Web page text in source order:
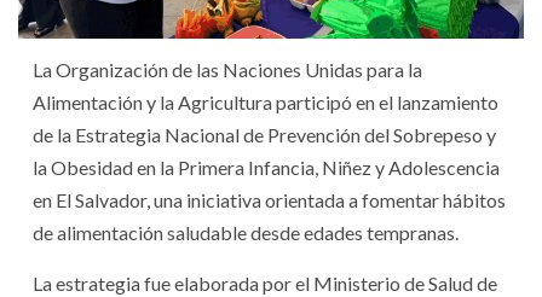
La Organización de las Naciones Unidas para la
Alimentación y la Agricultura participó en el lanzamiento
de la Estrategia Nacional de Prevención del Sobrepeso y
la Obesidad en la Primera Infancia, Niñez y Adolescencia
en El Salvador, una iniciativa orientada a fomentar hábitos
de alimentación saludable desde edades tempranas.
La estrategia fue elaborada por el Ministerio de Salud de